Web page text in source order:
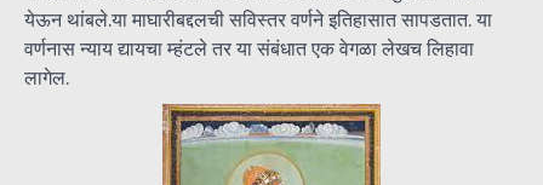
येऊन थांबले.या माघारीबद्दलची सविस्तर वर्णने इतिहासात सापडतात. या
वर्णनास न्याय द्यायचा म्हंटले तर या संबंधात एक वेगळा लेखच लिहावा
लागेल.